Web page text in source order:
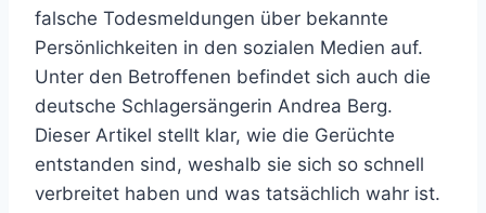
falsche Todesmeldungen über bekannte
Persönlichkeiten in den sozialen Medien auf.
Unter den Betroffenen befindet sich auch die
deutsche Schlagersängerin Andrea Berg.
Dieser Artikel stellt klar, wie die Gerüchte
entstanden sind, weshalb sie sich so schnell
verbreitet haben und was tatsächlich wahr ist.